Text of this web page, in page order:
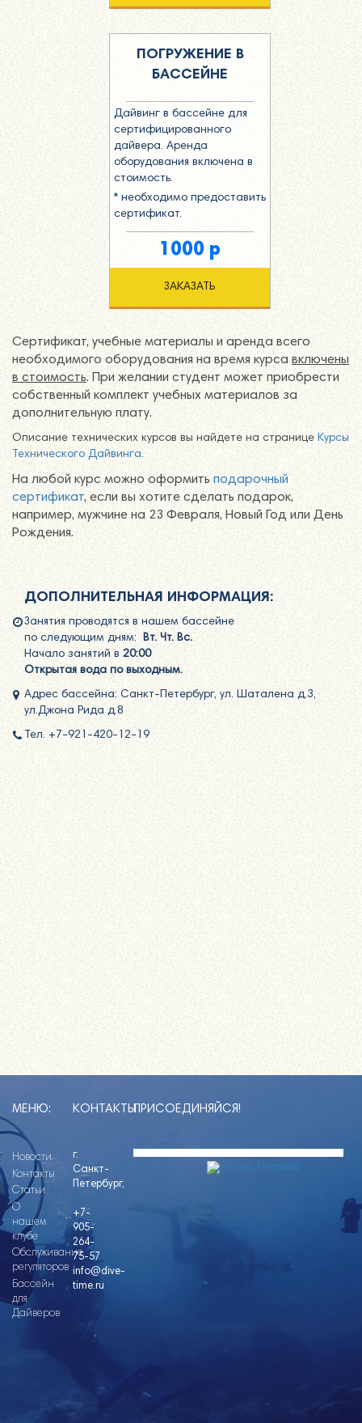
ПОГРУЖЕНИЕ В
БАССЕЙНЕ
Дайвинг в бассейне для
сертифицированного
дайвера. Аренда
оборудования включена в
стоимость.
* необходимо предоставить
сертификат.
1000 р
ЗАКАЗАТЬ
Сертификат, учебные материалы и аренда всего
необходимого оборудования на время курса включены
в стоимость. При желании студент может приобрести
собственный комплект учебных материалов за
дополнительную плату.
Описание технических курсов вы найдете на странице Курсы
Технического Дайвинга.
На любой курс можно оформить подарочный
сертификат, если вы хотите сделать подарок,
например, мужчине на 23 Февраля, Новый Год или День
Рождения.
ДОПОЛНИТЕЛЬНАЯ ИНФОРМАЦИЯ:
Занятия проводятся в нашем бассейне
по следующим дням: Вт. Чт. Вс.
Начало занятий в 20:00
Открытая вода по выходным.
Адрес бассейна: Санкт-Петербург, ул. Шаталена д.3,
ул.Джона Рида д.8
Тел. +7-921-420-12-19
МЕНЮ:
Новости
Контакты
Статьи
О
нашем
клубе
Обслуживание
регуляторов
Бассейн
для
Дайверов
КОНТАКТЫ
г.
Санкт-
Петербург,
+7-
905-
264-
75-57
info@dive-
time.ru
ПРИСОЕДИНЯЙСЯ!